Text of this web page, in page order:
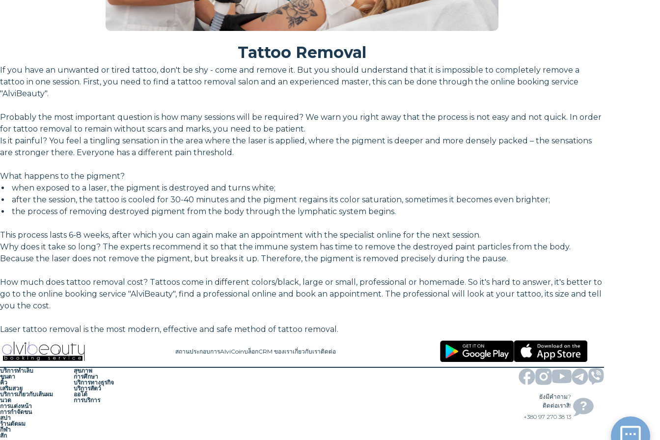
Tattoo Removal
If you have an unwanted or tired tattoo, don't be shy - come and remove it. But you should understand that it is impossible to completely remove a
tattoo in one session. First, you need to find a tattoo removal salon and an experienced master, this can be done through the online booking service
"AlviBeauty".
Probably the most important question is how many sessions will be required? We warn you right away that the process is not easy and not quick. In order
for tattoo removal to remain without scars and marks, you need to be patient.
Is it painful? You feel a tingling sensation in the area where the laser is applied, where the pigment is deeper and more densely packed – the sensations
are stronger there. Everyone has a different pain threshold.
What happens to the pigment?
when exposed to a laser, the pigment is destroyed and turns white;
after the session, the tattoo is cooled for 30-40 minutes and the pigment regains its color saturation, sometimes it becomes even brighter;
the process of removing destroyed pigment from the body through the lymphatic system begins.
This process lasts 6-8 weeks, after which you can again make an appointment with the specialist online for the next session.
Why does it take so long? The experts recommend it so that the immune system has time to remove the destroyed paint particles from the body.
Because the laser does not remove the pigment, but breaks it up. Therefore, the pigment is removed precisely during the pause.
How much does tattoo removal cost? Tattoos come in different colors/black, large or small, professional or homemade. So it's hard to answer, it's better to
go to the online booking service "AlviBeauty", find a professional online and book an appointment. The professional will look at your tattoo, its size and tell
you the cost.
Laser tattoo removal is the most modern, effective and safe method of tattoo removal.
สถานประกอบการAlviCoinบล็อกCRM ของเราเกี่ยวกับเราติดต่อ
บริการทำเล็บ
ขนตา
คิ้ว
เสริมสวย
บริการเกี่ยวกับเส้นผม
นวด
การแต่งหน้า
การกำจัดขน
สปา
ร้านตัดผม
กีฬา
สัก
สุขภาพ
การศึกษา
บริการทางธุรกิจ
บริการสัตว์
ออโต้
การบริการ
ยังมีคำถาม?
ติดต่อเราสิ!
+380 97 270 38 13